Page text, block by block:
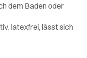
dem Baden oder
latexfrei, lässt sich